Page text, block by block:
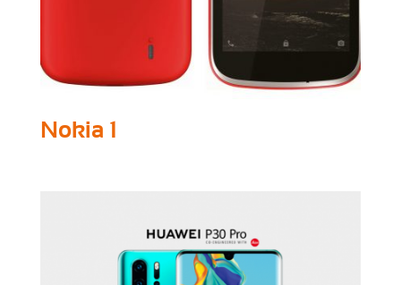
Nokia 1